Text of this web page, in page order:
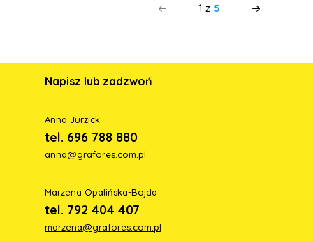
1 z 5
Napisz lub zadzwoń
Anna Jurzick
tel. 696 788 880
anna@grafores.com.pl
Marzena Opalińska-Bojda
tel. 792 404 407
marzena@grafores.com.pl